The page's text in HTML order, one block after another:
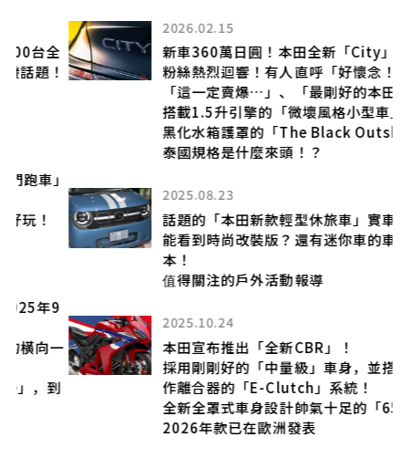
2026.02.15
新車360萬日圓！本田全新「City」引發老
粉絲熱烈迴響！有人直呼「好懷念！」、
「這一定賣爆…」、「最剛好的本田車！」
搭載1.5升引擎的「微壞風格小型車」！？
黑化水箱護罩的「The Black Outshine」
泰國規格是什麼來頭！？
2025.08.23
話題的「本田新款輕型休旅車」實車展示！
能看到時尚改裝版？還有迷你車的車宿版
值得關注的戶外活動報導
2025.10.24
本田宣布推出「全新CBR」！
採用剛剛好的「中量級」車身，並搭載免操
作離合器的「E-Clutch」系統！
全新全罩式車身設計帥氣十足的「650R」
2026年款已在歐洲發表